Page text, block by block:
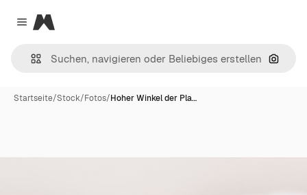
Close menu
Magnific
Nach
Startseite/Stock/Fotos/Hoher Winkel der Pla…